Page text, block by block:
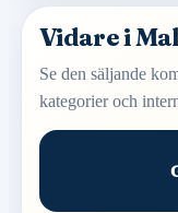
Vidare i
Se den säljande
kategorier och